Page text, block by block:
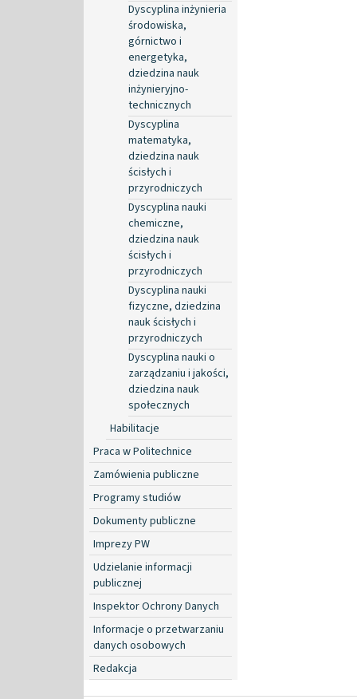
Dyscyplina inżynieria
środowiska,
górnictwo i
energetyka,
dziedzina nauk
inżynieryjno-
technicznych
Dyscyplina
matematyka,
dziedzina nauk
ścisłych i
przyrodniczych
Dyscyplina nauki
chemiczne,
dziedzina nauk
ścisłych i
przyrodniczych
Dyscyplina nauki
fizyczne, dziedzina
nauk ścisłych i
przyrodniczych
Dyscyplina nauki o
zarządzaniu i jakości,
dziedzina nauk
społecznych
Habilitacje
Praca w Politechnice
Zamówienia publiczne
Programy studiów
Dokumenty publiczne
Imprezy PW
Udzielanie informacji
publicznej
Inspektor Ochrony Danych
Informacje o przetwarzaniu
danych osobowych
Redakcja